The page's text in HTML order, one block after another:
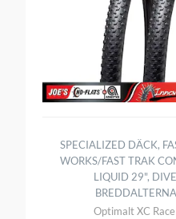
SPECIALIZED DÄCK,
WORKS/FAST TRAK
LIQUID 29",
Optimalt XC